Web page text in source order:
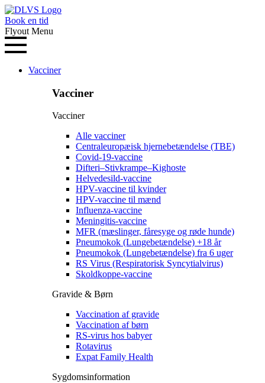
Book en tid
Flyout Menu
Vacciner
Vacciner
Vacciner
Alle vacciner
Centraleuropæisk hjernebetændelse (TBE)
Covid-19-vaccine
Difteri–Stivkrampe–Kighoste
Helvedesild-vaccine
HPV-vaccine til kvinder
HPV-vaccine til mænd
Influenza-vaccine
Meningitis-vaccine
MFR (mæslinger, fåresyge og røde hunde)
Pneumokok (Lungebetændelse) +18 år
Pneumokok (Lungebetændelse) fra 6 uger
RS Virus (Respiratorisk Syncytialvirus)
Skoldkoppe-vaccine
Gravide & Børn
Vaccination af gravide
Vaccination af børn
RS-virus hos babyer
Rotavirus
Expat Family Health
Sygdomsinformation